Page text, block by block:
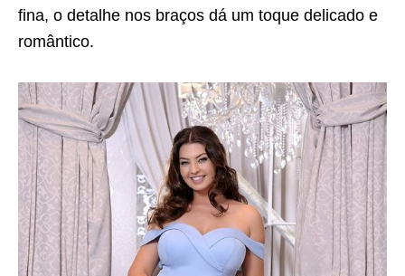
fina, o detalhe nos braços dá um toque delicado e
romântico.